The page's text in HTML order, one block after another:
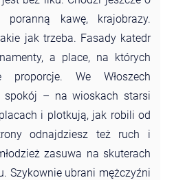
kawę, krajobrazy.
jak trzeba. Fasady katedr
a place, na których
We Włoszech
spokój – na wioskach starsi
i plotkują, jak robili od
odnajdziesz też ruch i
zasuwa na skuterach
Szykownie ubrani mężczyźni